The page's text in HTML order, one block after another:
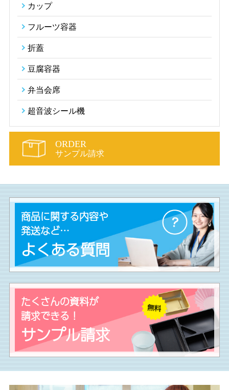
カップ
フルーツ容器
折蓋
豆腐容器
弁当会席
超音波シール機
ORDER
サンプル請求
商品に関する内容や
発送など…
よくある質問
たくさんの資料が
請求できる！
サンプル請求